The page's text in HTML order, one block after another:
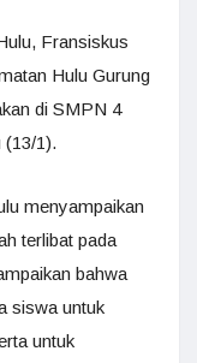
Fransiskus
Hulu Gurung
di SMPN 4
(13/1).
menyampaikan
terlibat pada
bahwa
siswa untuk
untuk